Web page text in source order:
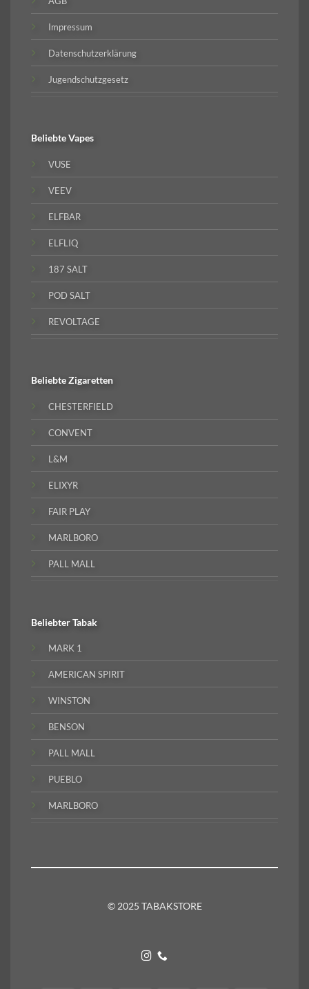
Impressum
Datenschutzerklärung
Jugendschutzgesetz
BeliebteVapes
VUSE
VEEV
ELFBAR
ELFLIQ
187 SALT
POD SALT
REVOLTAGE
BeliebteZigaretten
CHESTERFIELD
CONVENT
L&M
ELIXYR
FAIR PLAY
MARLBORO
PALL MALL
BeliebterTabak
MARK 1
AMERICAN SPIRIT
WINSTON
BENSON
PALL MALL
PUEBLO
MARLBORO
© 2025 TABAKSTORE